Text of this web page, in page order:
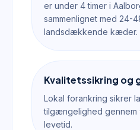
er under 4 timer i
sammenlignet med 24-
landsdækkende kæder.
Kvalitetssikring og
Lokal forankring sikrer
tilgængelighed gennem
levetid.